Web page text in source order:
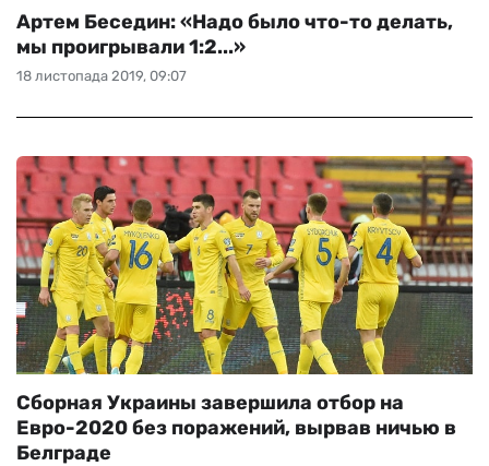
18 листопада 2019, 09:07
Артем Беседин: «Надо было что-то делать,
мы проигрывали 1:2...»
Сборная Украины завершила отбор на
Евро-2020 без поражений, вырвав ничью в
Белграде